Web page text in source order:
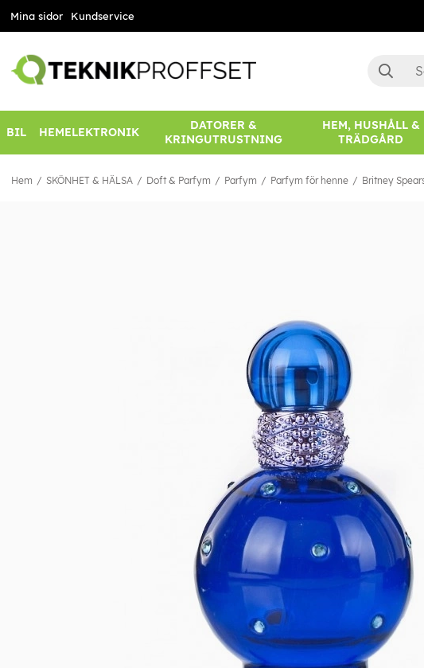
Mina sidor Kundservice
BIL HEMELEKTRONIK
DATORER &
KRINGUTRUSTNING
HEM, HUSHÅLL &
TRÄDGÅRD
Hem SKÖNHET & HÄLSA Doft & Parfym Parfym Parfym för henne Britney